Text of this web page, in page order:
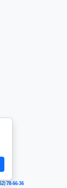
78-66-36